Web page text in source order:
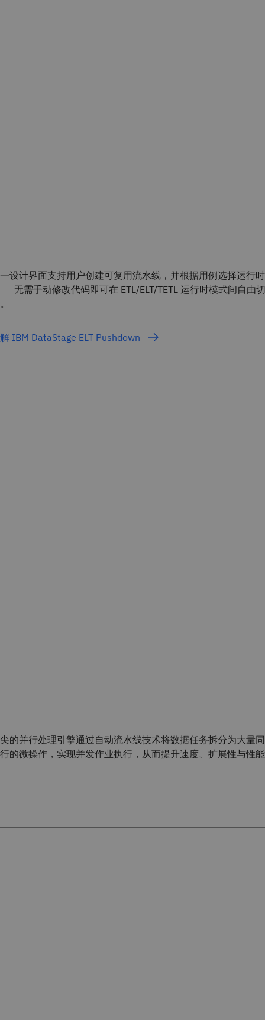
设计界面支持用户创建可复用流水线，并根据用例选择运行
无需手动修改代码即可在 ETL/ELT/TETL 运行时模式间自由切
IBM DataStage ELT Pushdown
的并行处理引擎通过自动流水线技术将数据任务拆分为大量
的微操作，实现并发作业执行，从而提升速度、扩展性与性